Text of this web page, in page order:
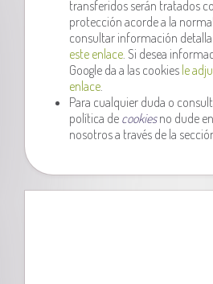
transferidos serán tratados
protección acorde a la
consultar información
este enlace. Si desea
Google da a las cookies le
enlace.
Para cualquier duda o
política de cookiesno dude
nosotros a través de la